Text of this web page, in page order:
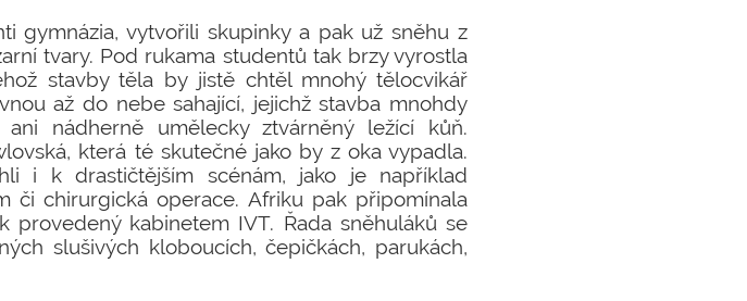
gymnázia, vytvořili skupinky a pak už sněhu z
tvary. Pod rukama studentů tak brzy vyrostla
stavby těla by jistě chtěl mnohý tělocvikář
až do nebe sahající, jejichž stavba mnohdy
nádherně umělecky ztvárněný ležící kůň.
která té skutečné jako by z oka vypadla.
i k drastičtějším scénám, jako je například
či chirurgická operace. Afriku pak připomínala
kabinetem IVT. Řada sněhuláků se
slušivých kloboucích, čepičkách, parukách,